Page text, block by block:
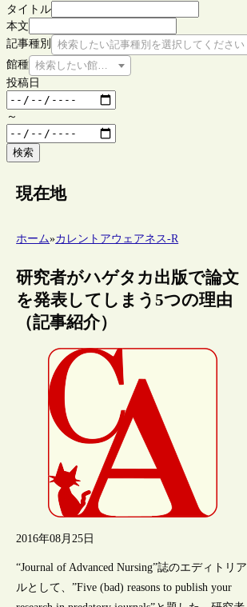
タイトル
本文
記事種別
検索したい記事種別を選択してください
館種 検索したい館種を選択してください
投稿日
～
検索
現在地
ホーム»カレントアウェアネス-R
研究者がハゲタカ出版で論文
を発表してしまう5つの理由
（記事紹介）
2016年08月25日
“Journal of Advanced Nursing”誌のエディトリア
ルとして、”Five (bad) reasons to publish your